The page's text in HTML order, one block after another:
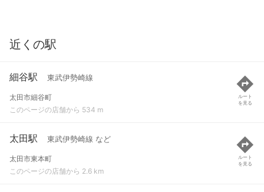
近くの駅
細谷駅 東武伊勢崎線
太田市細谷町
このページの店舗から 534 m
ルート
を見る
太田駅 東武伊勢崎線 など
太田市東本町
このページの店舗から 2.6 km
ルート
を見る